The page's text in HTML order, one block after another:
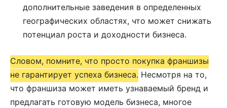
дополнительные заведения в определенных
географических областях, что может снижать
потенциал роста и доходности бизнеса.
Словом, помните, что просто покупка франшизы
не гарантирует успеха бизнеса. Несмотря на то,
что франшиза может иметь узнаваемый бренд и
предлагать готовую модель бизнеса, многое